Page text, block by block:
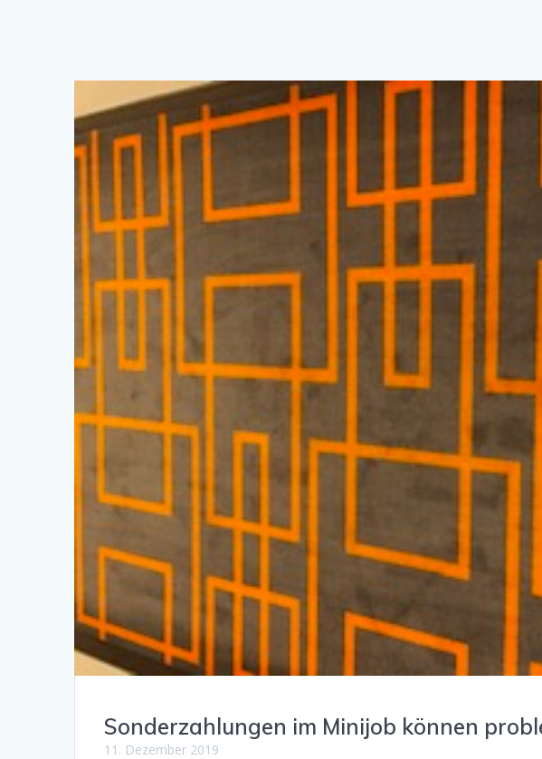
Sonderzahlungen im Minijob können
11. Dezember 2019